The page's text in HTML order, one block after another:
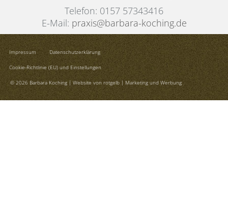
Telefon: 0157 57343416
E-Mail: praxis@barbara-koching.de
Impressum Datenschutz­erklärung
Cookie-Richtlinie (EU) und Einstellungen
© 2026 Barbara Koching |Website von rotgelb | Marketing und Werbung